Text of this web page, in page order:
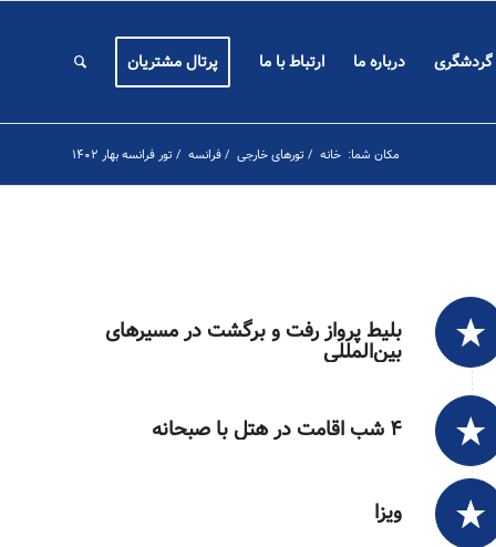
گردشگری درباره ما ارتباط با ما پرتال مشتریان
مکان شما: خانه / تورهای خارجی /فرانسه / تور فرانسه بهار ۱۴۰۲
بلیط پرواز رفت و برگشت در مسیرهای
بین‌المللی
۴ شب اقامت در هتل با صبحانه
ویزا